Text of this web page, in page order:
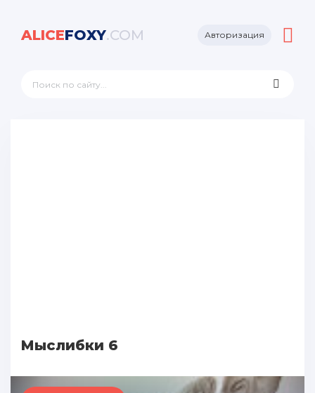
ALICEFOXY.COM Авторизация
Мыслибки 6